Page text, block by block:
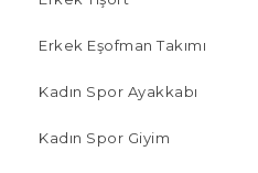
Erkek Eşofman Takımı
Kadın Spor Ayakkabı
Kadın Spor Giyim